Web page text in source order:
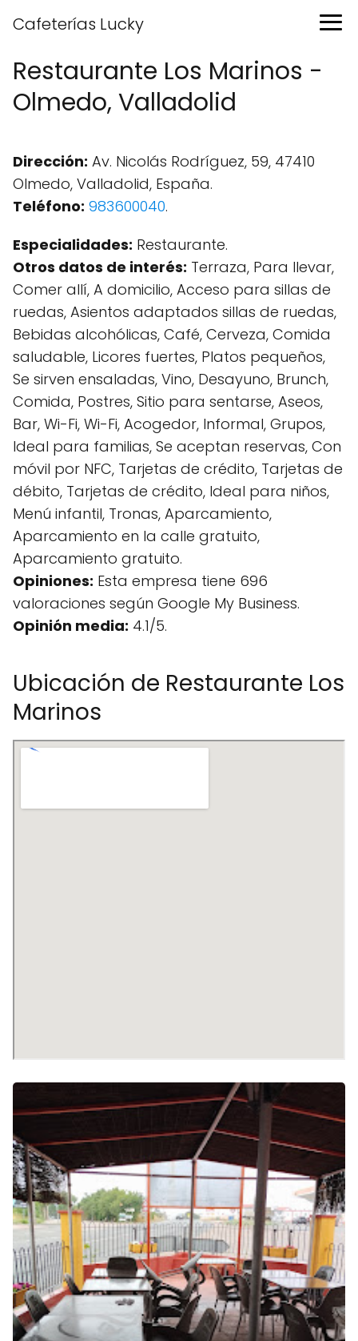
Cafeterías Lucky
Restaurante Los Marinos -
Olmedo, Valladolid
Dirección: Av. Nicolás Rodríguez, 59, 47410
Olmedo, Valladolid, España.
Teléfono: 983600040.
Especialidades: Restaurante.
Otros datos de interés: Terraza, Para llevar,
Comer allí, A domicilio, Acceso para sillas de
ruedas, Asientos adaptados sillas de ruedas,
Bebidas alcohólicas, Café, Cerveza, Comida
saludable, Licores fuertes, Platos pequeños,
Se sirven ensaladas, Vino, Desayuno, Brunch,
Comida, Postres, Sitio para sentarse, Aseos,
Bar, Wi-Fi, Wi-Fi, Acogedor, Informal, Grupos,
Ideal para familias, Se aceptan reservas, Con
móvil por NFC, Tarjetas de crédito, Tarjetas de
débito, Tarjetas de crédito, Ideal para niños,
Menú infantil, Tronas, Aparcamiento,
Aparcamiento en la calle gratuito,
Aparcamiento gratuito.
Opiniones: Esta empresa tiene 696
valoraciones según Google My Business.
Opinión media: 4.1/5.
Ubicación de Restaurante Los
Marinos